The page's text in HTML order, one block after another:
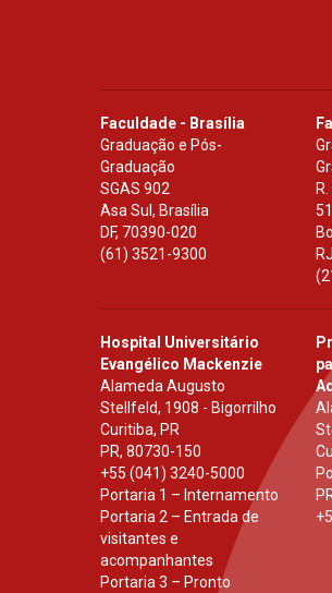
Faculdade - Brasília
Graduação e Pós-
Graduação
SGAS 902
Asa Sul, Brasília
DF, 70390-020
(61) 3521-9300
51
Hospital Universitário
Evangélico Mackenzie
Alameda Augusto
Stellfeld, 1908 - Bigorrilho
Curitiba, PR
PR, 80730-150
+55 (041) 3240-5000
Portaria 1 – Internamento
Portaria 2 – Entrada de
visitantes e
acompanhantes
Portaria 3 – Pronto